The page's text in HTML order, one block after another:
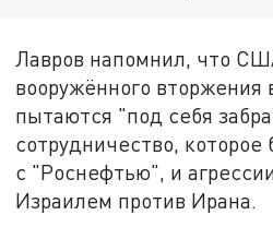
Лавров напомнил, что
вооружённого вторжения
пытаются "под себя
сотрудничество,
с "Роснефтью", и
Израилем против Ирана.